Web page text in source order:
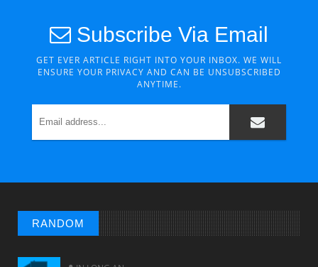
Chuyen Y Nghia: Thien Chua Luon Tha Thu
Subscribe Via Email
GET EVER ARTICLE RIGHT INTO YOUR INBOX. WE WILL
ENSURE YOUR PRIVACY AND CAN BE UNSUBSCRIBED
ANYTIME.
RANDOM